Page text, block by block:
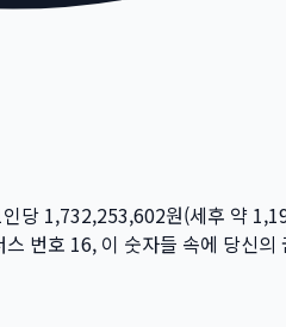
당 1,732,253,602원(세후 약
스 번호 16, 이 숫자들 속에 당신